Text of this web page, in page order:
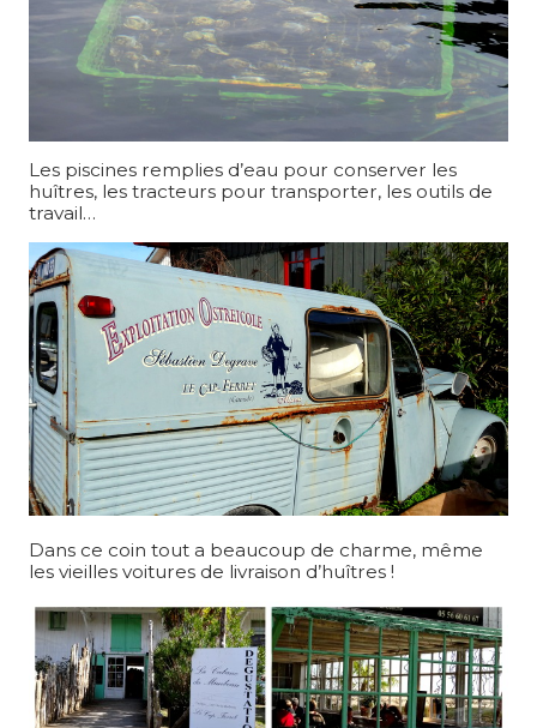
Les piscines remplies d’eau pour conserver les
huîtres, les tracteurs pour transporter, les outils de
travail…
Dans ce coin tout a beaucoup de charme, même
les vieilles voitures de livraison d’huîtres !